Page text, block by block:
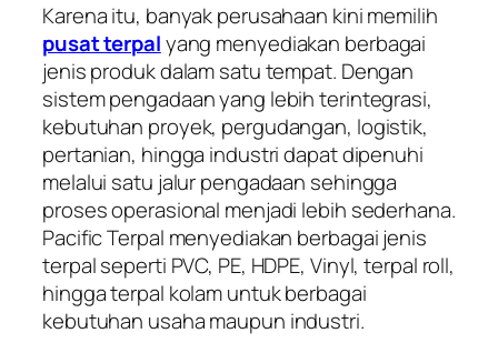
Karena itu, banyak perusahaan kini memilih
pusat terpalyang menyediakan berbagai
jenis produk dalam satu tempat. Dengan
sistem pengadaan yang lebih terintegrasi,
kebutuhan proyek, pergudangan, logistik,
pertanian, hingga industri dapat dipenuhi
melalui satu jalur pengadaan sehingga
proses operasional menjadi lebih sederhana.
Pacific Terpal menyediakan berbagai jenis
terpal seperti PVC, PE, HDPE, Vinyl, terpal roll,
hingga terpal kolam untuk berbagai
kebutuhan usaha maupun industri.